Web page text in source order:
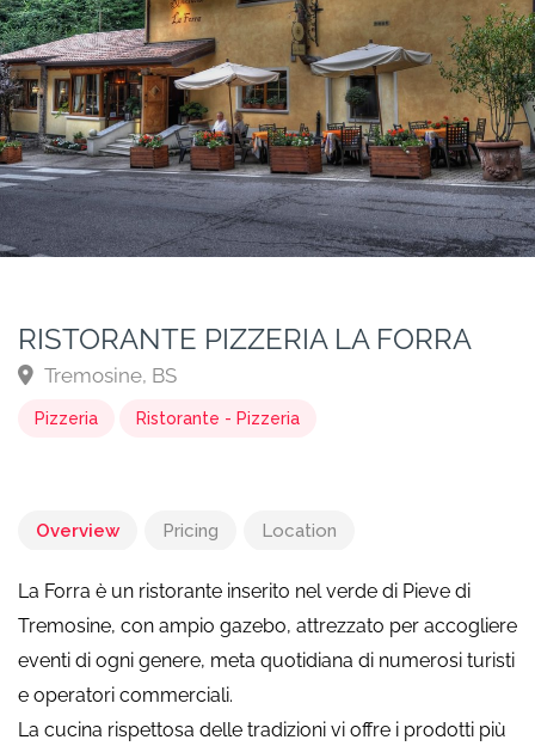
RISTORANTE PIZZERIA LA FORRA
Tremosine, BS
Pizzeria Ristorante - Pizzeria
Overview Pricing Location
La Forra è un ristorante inserito nel verde di Pieve di
Tremosine, con ampio gazebo, attrezzato per accogliere
eventi di ogni genere, meta quotidiana di numerosi turisti
e operatori commerciali.
La cucina rispettosa delle tradizioni vi offre i prodotti più